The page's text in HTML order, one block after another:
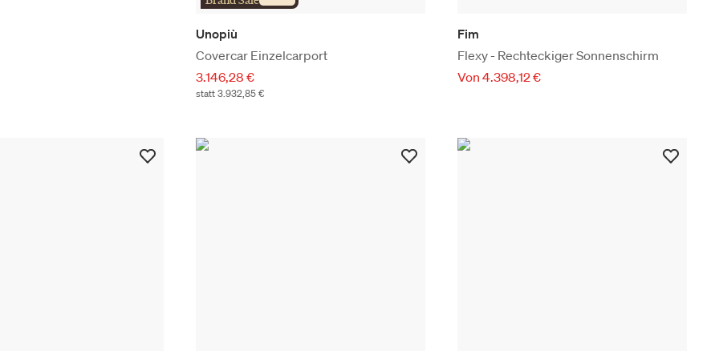
Unopiù
Covercar Einzelcarport
3.146,28 €
statt 3.932,85 €
Fim
Flexy - Rechteckiger Sonnenschirm
Von 4.398,12 €